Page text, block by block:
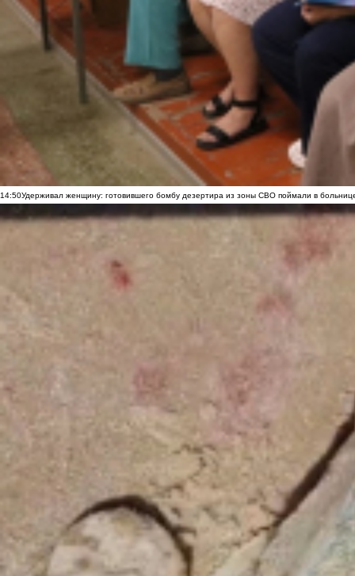
14:50Удерживал женщину: готовившего бомбу дезертира из зоны СВО поймали в